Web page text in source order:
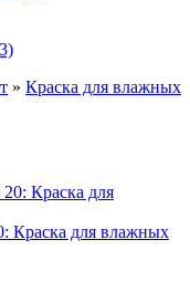
» Краска для влажных
Краска для влажных